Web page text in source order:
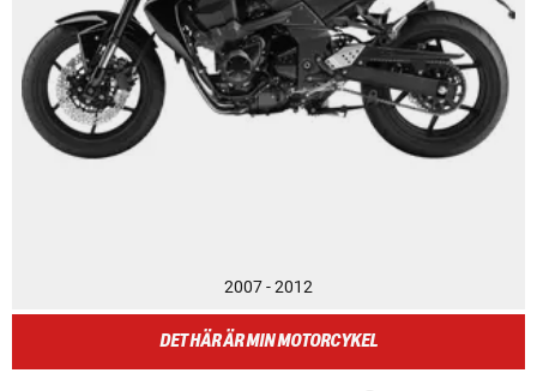
2007 - 2012
DET HÄR ÄR MIN MOTORCYKEL